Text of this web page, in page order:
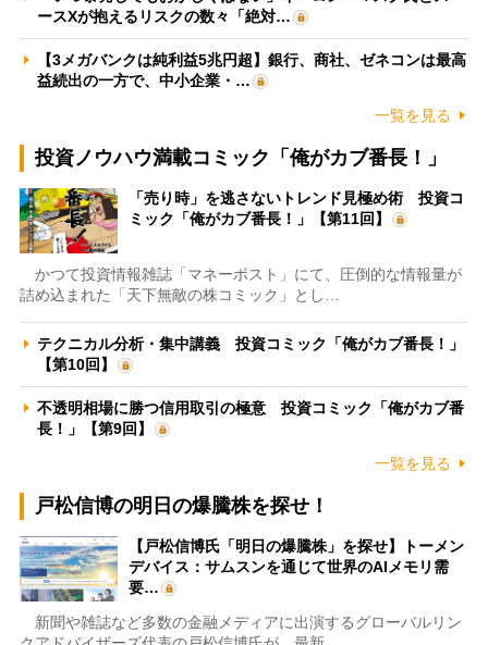
ースXが抱えるリスクの数々「絶対…
【3メガバンクは純利益5兆円超】銀行、商社、ゼネコンは最高
益続出の一方で、中小企業・…
一覧を見る
投資ノウハウ満載コミック「俺がカブ番長！」
「売り時」を逃さないトレンド見極め術 投資コ
ミック「俺がカブ番長！」【第11回】
かつて投資情報雑誌「マネーポスト」にて、圧倒的な情報量が
詰め込まれた「天下無敵の株コミック」とし…
テクニカル分析・集中講義 投資コミック「俺がカブ番長！」
【第10回】
不透明相場に勝つ信用取引の極意 投資コミック「俺がカブ番
長！」【第9回】
一覧を見る
戸松信博の明日の爆騰株を探せ！
【戸松信博氏「明日の爆騰株」を探せ】トーメン
デバイス：サムスンを通じて世界のAIメモリ需
要…
新聞や雑誌など多数の金融メディアに出演するグローバルリン